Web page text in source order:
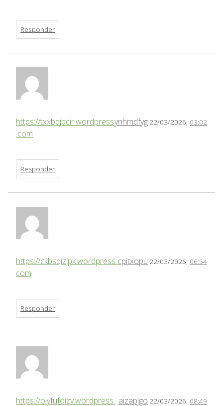
Responder
ynhmdfyg 22/03/2026, 03:02
https://txxbdjbcir.wordpress
.com
Responder
cpitxopu 22/03/2026, 06:54
https://ckbsqizjpk.wordpress.
com
Responder
aizapjgo 22/03/2026, 08:49
https://olyfufoizv.wordpress.